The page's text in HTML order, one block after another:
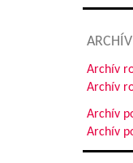
ARCHÍV
Archív
Archív
Archív
Archív